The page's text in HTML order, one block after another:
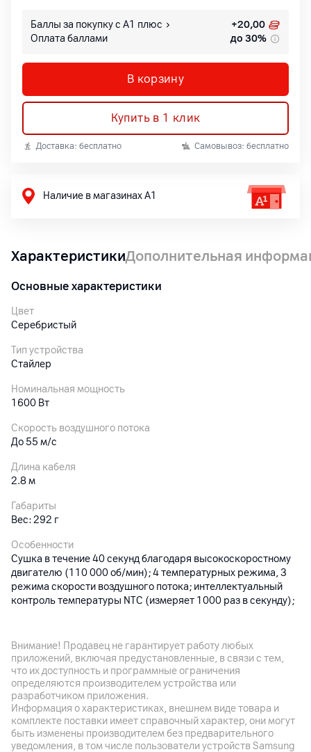
Баллы за покупку с А1 плюс +20,00
Оплата баллами
до 30%
В корзину
Купить в 1 клик
Доставка: бесплатно Самовывоз: бесплатно
Наличие в магазинах А1
ХарактеристикиДополнительная
Основные характеристики
Цвет
Серебристый
Тип устройства
Стайлер
Номинальная мощность
1600 Вт
Cкорость воздушного потока
До 55 м/с
Длина кабеля
2.8 м
Габариты
Вес: 292 г
Особенности
Сушка в течение 40 секунд благодаря высокоскоростному
двигателю (110 000 об/мин); 4 температурных режима, 3
режима скорости воздушного потока; интеллектуальный
контроль температуры NTC (измеряет 1000 раз в секунду);
снижает поток воздуха, если устройство кладут на
поверхность); складная конструкция (от мульстистайлера к
фену одним движением)
Другие характеристики
Гарантия
36мес.
Внимание! Продавец не гарантирует работу любых
приложений, включая предустановленные, в связи с тем,
что их доступность и программные ограничения
определяются производителем устройства или
разработчиком приложения.
Информация о характеристиках, внешнем виде товара и
комплекте поставки имеет справочный характер, они могут
быть изменены производителем без предварительного
уведомления, в том числе пользователи устройств Samsung